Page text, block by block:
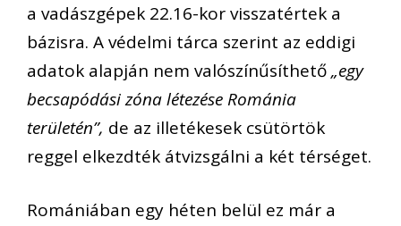
a vadászgépek 22.16-kor visszatértek a
bázisra. A védelmi tárca szerint az eddigi
adatok alapján nem valószínűsíthető„egy
becsapódási zóna létezése Románia
területén”, de az illetékesek csütörtök
reggel elkezdték átvizsgálni a két térséget.
Romániában egy héten belül ez már a